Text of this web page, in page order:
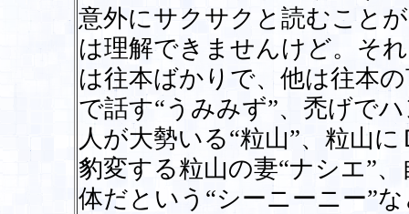
意外にサクサクと読むこと
は理解できませんけど。そ
は往本ばかりで、他は往本
で話す“うみみず”、禿げで
人が大勢いる“粒山”、粒山
豹変する粒山の妻“ナシエ”
体だという“シーニーニー”